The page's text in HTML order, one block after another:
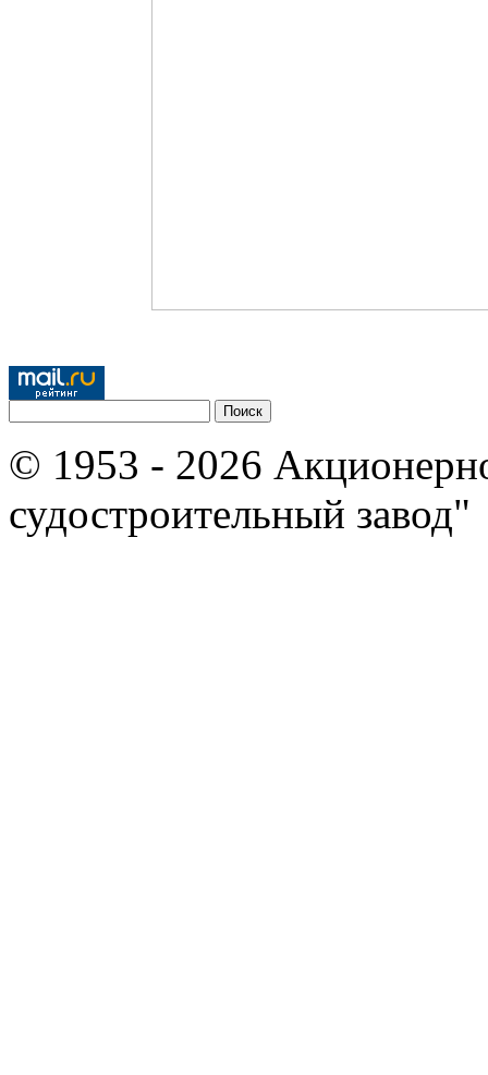
© 1953 - 2026
судостроительный завод"